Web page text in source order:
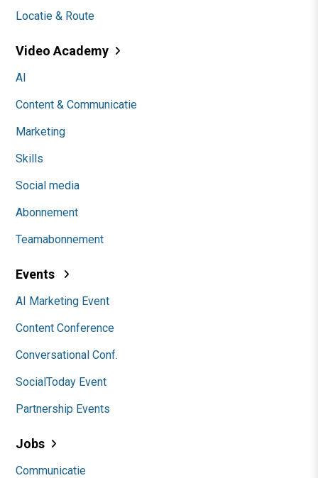
Locatie & Route
Video Academy
AI
Content & Communicatie
Marketing
Skills
Social media
Abonnement
Teamabonnement
Events
AI Marketing Event
Content Conference
Conversational Conf.
SocialToday Event
Partnership Events
Jobs
Communicatie